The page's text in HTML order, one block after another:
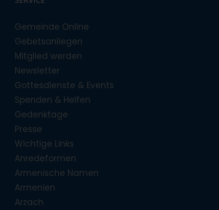
Gemeinde Online
Gebetsanliegen
Mitglied werden
Newsletter
Gottesdienste & Events
Spenden & Helfen
Gedenktage
Presse
Wichtige Links
Anredeformen
Armenische Namen
Armenien
Arzach